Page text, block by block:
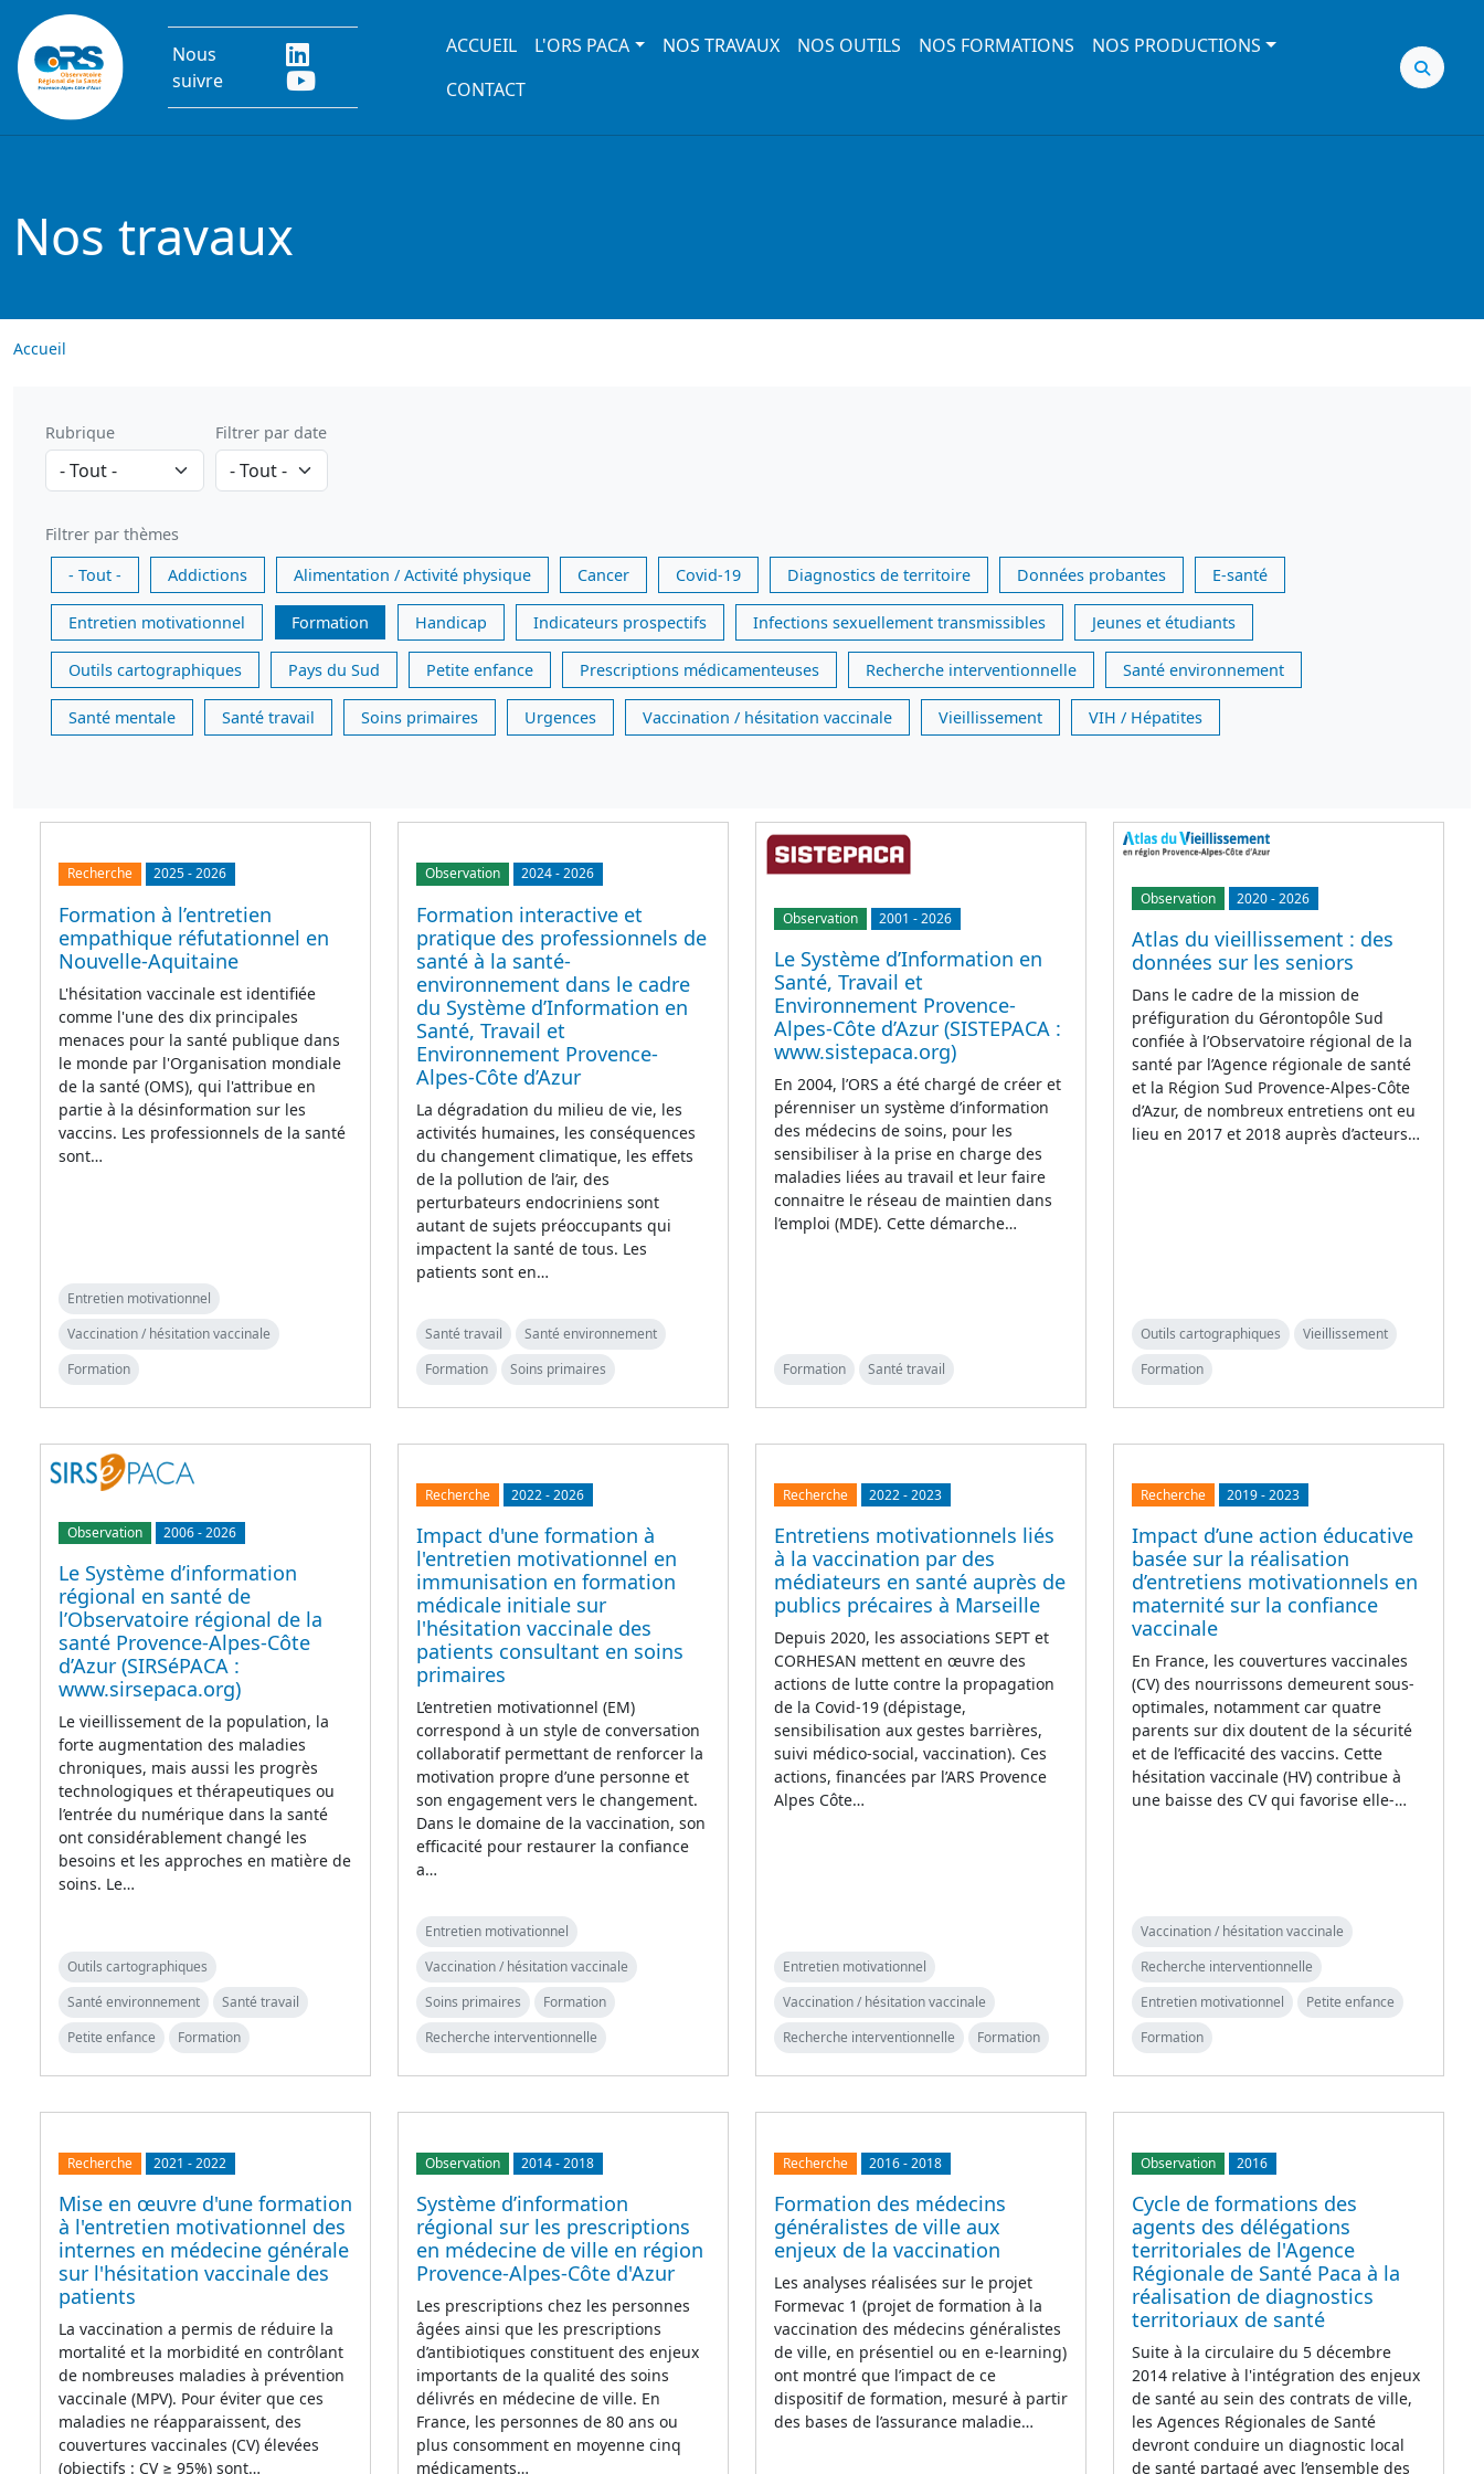
Aller au contenu principal
Nous
suivre
Main navigation
ACCUEIL L'ORS PACA NOS TRAVAUX NOS OUTILS NOS FORMATIONS
NOS PRODUCTIONS
CONTACT
Nos travaux
Accueil
Rubrique Filtrer par date
Filtrer par thèmes
- Tout -
Addictions Alimentation / Activité physique Cancer Covid-19 Diagnostics de territoire Données probantes E-santé
Entretien motivationnel Formation Handicap Indicateurs prospectifs Infections sexuellement transmissibles Jeunes et étudiants
Outils cartographiques Pays du Sud Petite enfance Prescriptions médicamenteuses Recherche interventionnelle Santé environnement
Santé mentale Santé travail Soins primaires Urgences Vaccination / hésitation vaccinale Vieillissement VIH / Hépatites
Recherche 2025-2026
Formation à l’entretien
empathique réfutationnel en
Nouvelle-Aquitaine
L'hésitation vaccinale est identifiée
comme l'une des dix principales
menaces pour la santé publique dans
le monde par l'Organisation mondiale
de la santé (OMS), qui l'attribue en
partie à la désinformation sur les
vaccins. Les professionnels de la santé
sont…
Entretien motivationnel
Vaccination / hésitation vaccinale
Formation
Observation 2024-2026
Formation interactive et
pratique des professionnels de
santé à la santé-
environnement dans le cadre
du Système d’Information en
Santé, Travail et
Environnement Provence-
Alpes-Côte d’Azur
La dégradation du milieu de vie, les
activités humaines, les conséquences
du changement climatique, les effets
de la pollution de l’air, des
perturbateurs endocriniens sont
autant de sujets préoccupants qui
impactent la santé de tous. Les
patients sont en…
Santé travail
Santé environnement
Formation
Soins primaires
Observation 2001 -2026
Le Système d’Information en
Santé, Travail et
Environnement Provence-
Alpes-Côte d’Azur (SISTEPACA :
www.sistepaca.org)
En 2004, l’ORS a été chargé de créer et
pérenniser un système d’information
des médecins de soins, pour les
sensibiliser à la prise en charge des
maladies liées au travail et leur faire
connaitre le réseau de maintien dans
l’emploi (MDE). Cette démarche…
Formation Santé travail
Observation 2020-2026
Atlas du vieillissement : des
données sur les seniors
Dans le cadre de la mission de
préfiguration du Gérontopôle Sud
confiée à l’Observatoire régional de la
santé par l’Agence régionale de santé
et la Région Sud Provence-Alpes-Côte
d’Azur, de nombreux entretiens ont eu
lieu en 2017 et 2018 auprès d’acteurs…
Outils cartographiques
Vieillissement
Formation
Observation 2006-2026
Le Système d’information
régional en santé de
l’Observatoire régional de la
santé Provence-Alpes-Côte
d’Azur (SIRSéPACA :
www.sirsepaca.org)
Le vieillissement de la population, la
forte augmentation des maladies
chroniques, mais aussi les progrès
technologiques et thérapeutiques ou
l’entrée du numérique dans la santé
ont considérablement changé les
besoins et les approches en matière de
soins. Le…
Outils cartographiques
Santé environnement
Santé travail
Petite enfance
Formation
Recherche 2022-2026
Impact d'une formation à
l'entretien motivationnel en
immunisation en formation
médicale initiale sur
l'hésitation vaccinale des
patients consultant en soins
primaires
L’entretien motivationnel (EM)
correspond à un style de conversation
collaboratif permettant de renforcer la
motivation propre d’une personne et
son engagement vers le changement.
Dans le domaine de la vaccination, son
efficacité pour restaurer la confiance
a…
Entretien motivationnel
Vaccination / hésitation vaccinale
Soins primaires
Formation
Recherche interventionnelle
Recherche 2022-2023
Entretiens motivationnels liés
à la vaccination par des
médiateurs en santé auprès de
publics précaires à Marseille
Depuis 2020, les associations SEPT et
CORHESAN mettent en œuvre des
actions de lutte contre la propagation
de la Covid-19 (dépistage,
sensibilisation aux gestes barrières,
suivi médico-social, vaccination). Ces
actions, financées par l’ARS Provence
Alpes Côte…
Entretien motivationnel
Vaccination / hésitation vaccinale
Recherche interventionnelle
Formation
Recherche 2019-2023
Impact d’une action éducative
basée sur la réalisation
d’entretiens motivationnels en
maternité sur la confiance
vaccinale
En France, les couvertures vaccinales
(CV) des nourrissons demeurent sous-
optimales, notamment car quatre
parents sur dix doutent de la sécurité
et de l’efficacité des vaccins. Cette
hésitation vaccinale (HV) contribue à
une baisse des CV qui favorise elle-…
Vaccination / hésitation vaccinale
Recherche interventionnelle
Entretien motivationnel
Petite enfance
Formation
Recherche 2021 -2022
Mise en œuvre d'une formation
à l'entretien motivationnel des
internes en médecine générale
sur l'hésitation vaccinale des
patients
La vaccination a permis de réduire la
mortalité et la morbidité en contrôlant
de nombreuses maladies à prévention
vaccinale (MPV). Pour éviter que ces
maladies ne réapparaissent, des
couvertures vaccinales (CV) élevées
(objectifs : CV ≥ 95%) sont…
Observation 2014-2018
Système d’information
régional sur les prescriptions
en médecine de ville en région
Provence-Alpes-Côte d'Azur
Les prescriptions chez les personnes
âgées ainsi que les prescriptions
d’antibiotiques constituent des enjeux
importants de la qualité des soins
délivrés en médecine de ville. En
France, les personnes de 80 ans ou
plus consomment en moyenne cinq
médicaments…
Recherche 2016-2018
Formation des médecins
généralistes de ville aux
enjeux de la vaccination
Les analyses réalisées sur le projet
Formevac 1 (projet de formation à la
vaccination des médecins généralistes
de ville, en présentiel ou en e-learning)
ont montré que l’impact de ce
dispositif de formation, mesuré à partir
des bases de l’assurance maladie…
Observation 2016
Cycle de formations des
agents des délégations
territoriales de l'Agence
Régionale de Santé Paca à la
réalisation de diagnostics
territoriaux de santé
Suite à la circulaire du 5 décembre
2014 relative à l'intégration des enjeux
de santé au sein des contrats de ville,
les Agences Régionales de Santé
devront conduire un diagnostic local
de santé partagé avec l’ensemble des